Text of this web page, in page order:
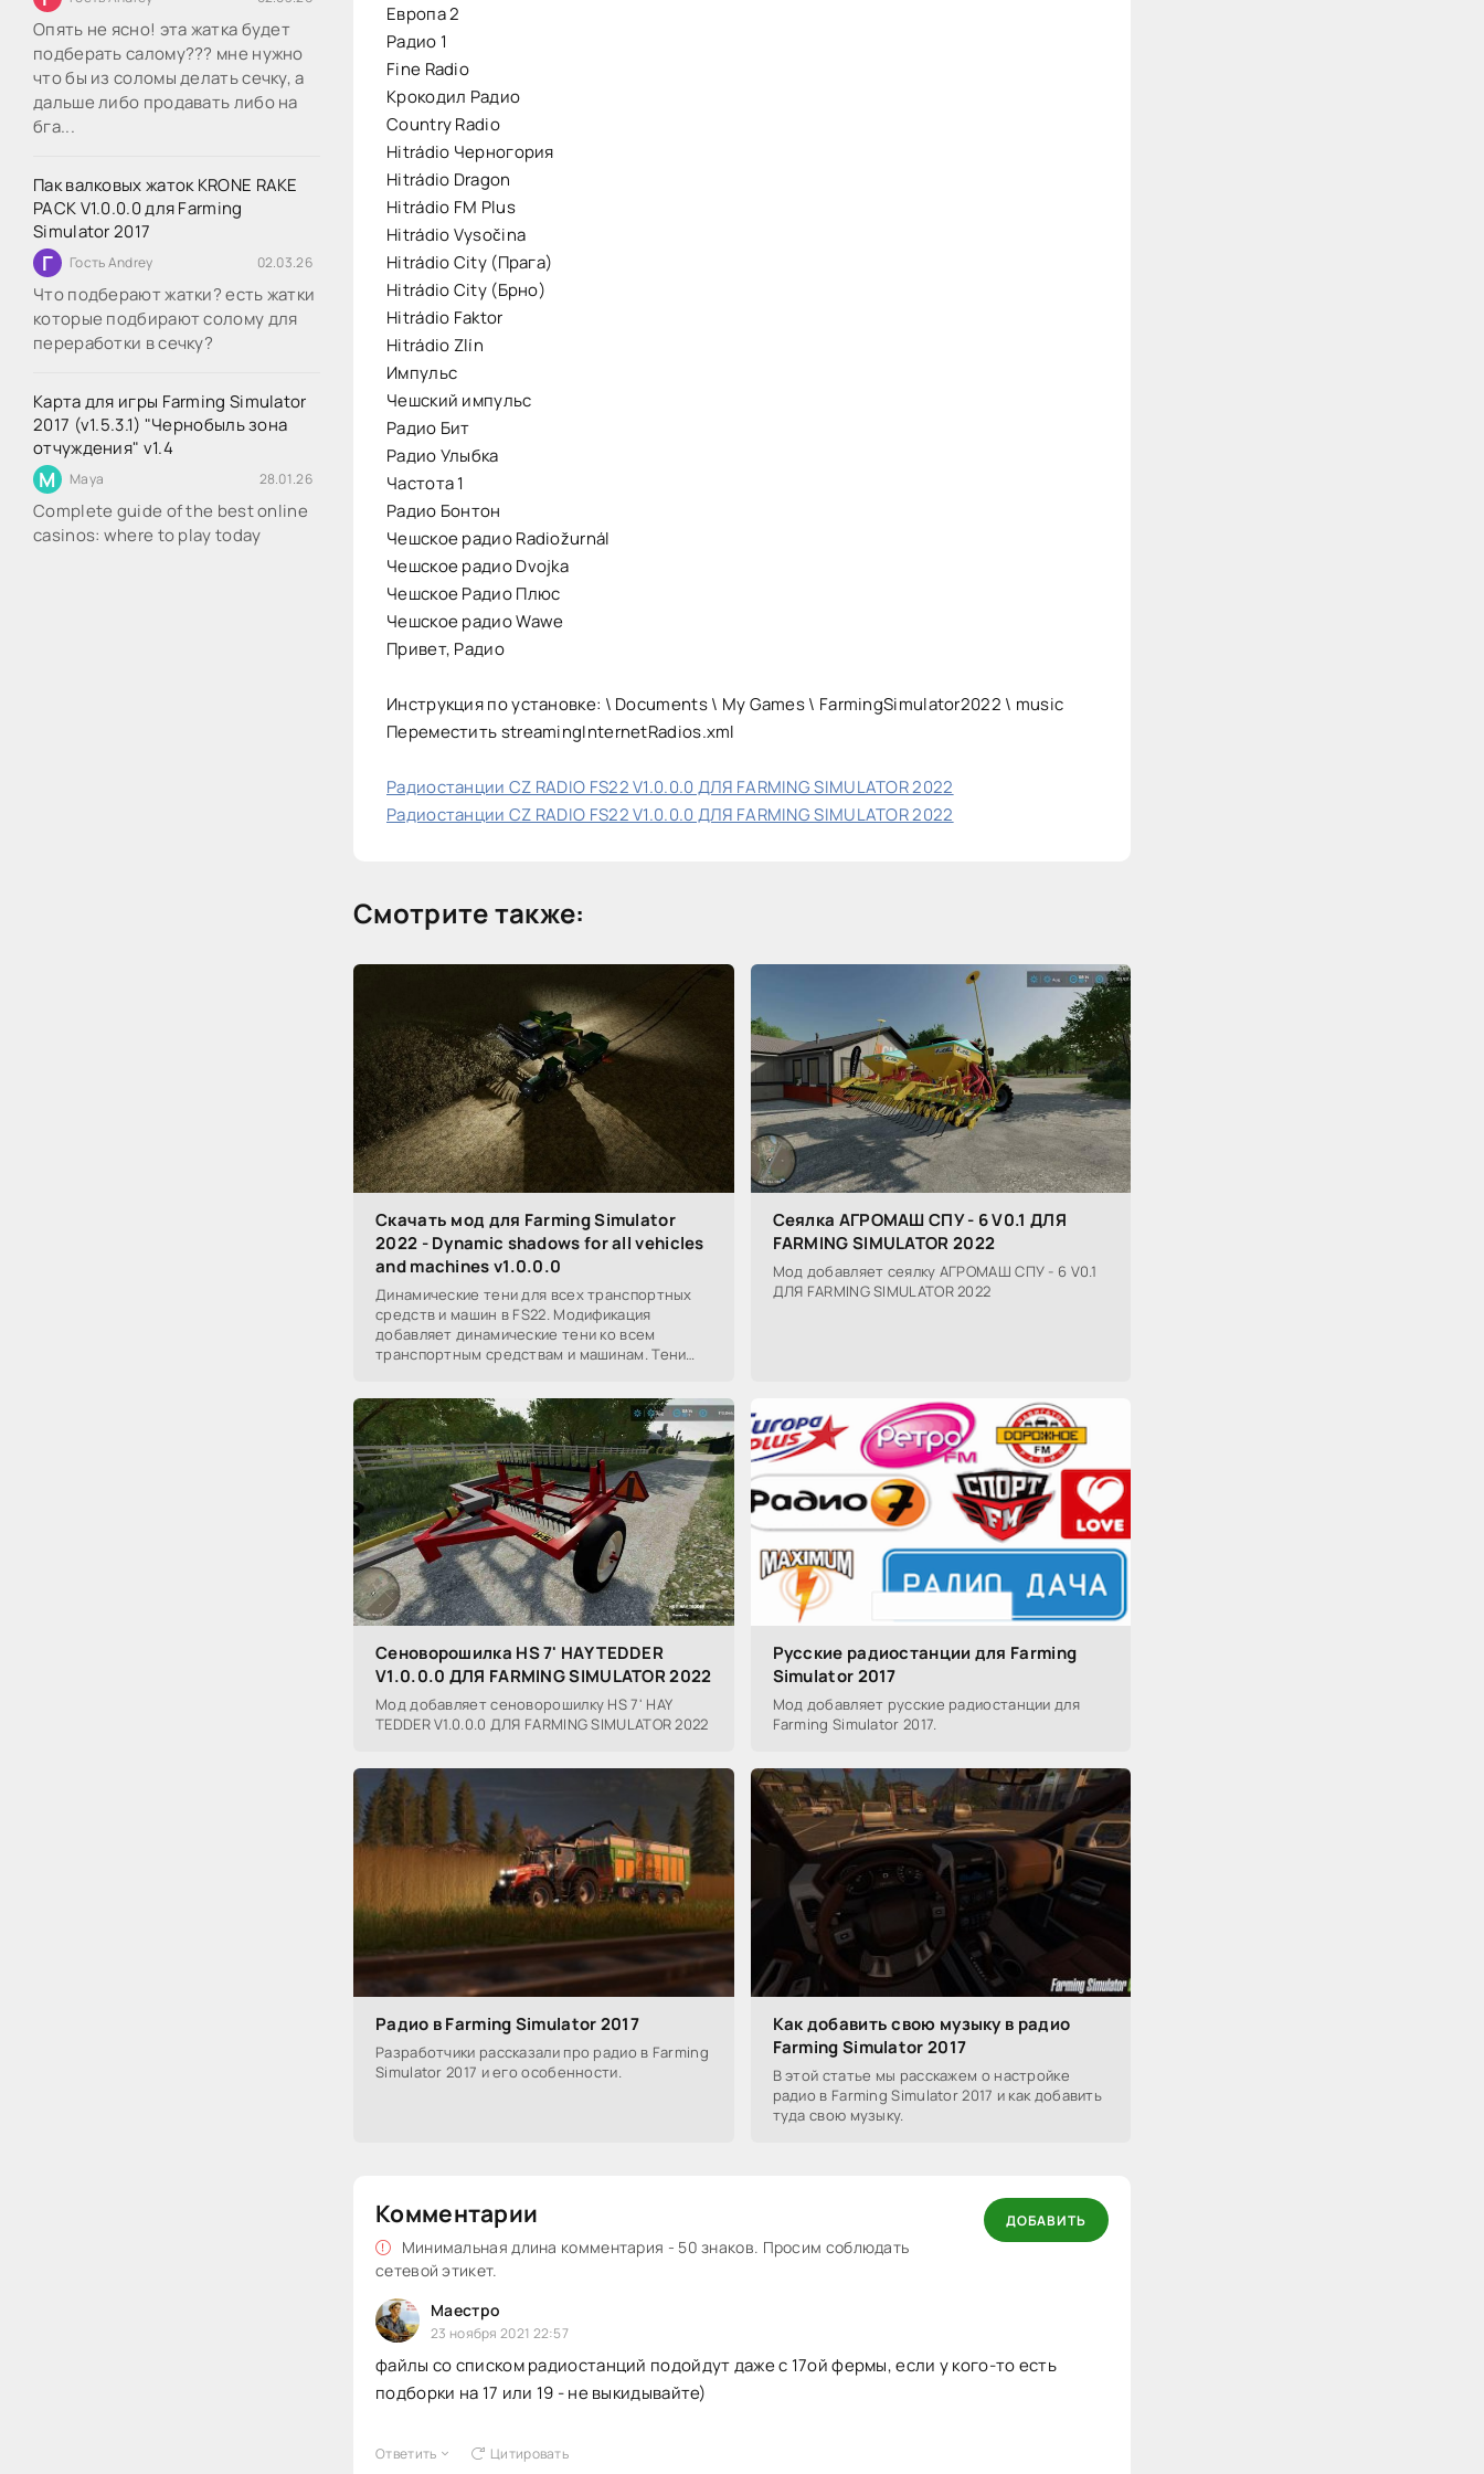
Опять не ясно! эта жатка будет
подберать салому??? мне нужно
что бы из соломы делать сечку, а
дальше либо продавать либо на
бга...
Пак валковых жаток KRONE RAKE
PACK V1.0.0.0 для Farming
Simulator 2017
Г Гость Andrey 02.03.26
Что подберают жатки? есть жатки
которые подбирают солому для
переработки в сечку?
Карта для игры Farming Simulator
2017 (v1.5.3.1) "Чернобыль зона
отчуждения" v1.4
M Maya 28.01.26
Complete guide of the best online
casinos: where to play today
Европа 2
Радио 1
Fine Radio
Крокодил Радио
Country Radio
Hitrádio Черногория
Hitrádio Dragon
Hitrádio FM Plus
Hitrádio Vysočina
Hitrádio City (Прага)
Hitrádio City (Брно)
Hitrádio Faktor
Hitrádio Zlín
Импульс
Чешский импульс
Радио Бит
Радио Улыбка
Частота 1
Радио Бонтон
Чешское радио Radiožurnál
Чешское радио Dvojka
Чешское Радио Плюс
Чешское радио Wawe
Привет, Радио
Инструкция по установке: \ Documents \ My Games \ FarmingSimulator2022 \ music
Переместить streamingInternetRadios.xml
Радиостанции CZ RADIO FS22 V1.0.0.0 ДЛЯ FARMING SIMULATOR 2022
Радиостанции CZ RADIO FS22 V1.0.0.0 ДЛЯ FARMING SIMULATOR 2022
Смотрите также:
Скачать мод для Farming Simulator
2022 - Dynamic shadows for all vehicles
and machines v1.0.0.0
Динамические тени для всех транспортных
средств и машин в FS22. Модификация
добавляет динамические тени ко всем
транспортным средствам и машинам. Тени
рабочего
Сеялка АГРОМАШ СПУ - 6 V0.1 ДЛЯ
FARMING SIMULATOR 2022
Мод добавляет сеялку АГРОМАШ СПУ - 6 V0.1
ДЛЯ FARMING SIMULATOR 2022
Сеноворошилка HS 7' HAY TEDDER
V1.0.0.0 ДЛЯ FARMING SIMULATOR 2022
Мод добавляет сеноворошилку HS 7' HAY
TEDDER V1.0.0.0 ДЛЯ FARMING SIMULATOR 2022
Русские радиостанции для Farming
Simulator 2017
Мод добавляет русские радиостанции для
Farming Simulator 2017.
Радио в Farming Simulator 2017
Разработчики рассказали про радио в Farming
Simulator 2017 и его особенности.
Как добавить свою музыку в радио
Farming Simulator 2017
В этой статье мы расскажем о настройке
радио в Farming Simulator 2017 и как добавить
туда свою музыку.
Комментарии
Минимальная длина комментария - 50 знаков. Просим соблюдать
сетевой этикет.
ДОБАВИТЬ
Маестро
23 ноября 2021 22:57
файлы со списком радиостанций подойдут даже с 17ой фермы, если у кого-то есть
подборки на 17 или 19 - не выкидывайте)
Ответить Цитировать